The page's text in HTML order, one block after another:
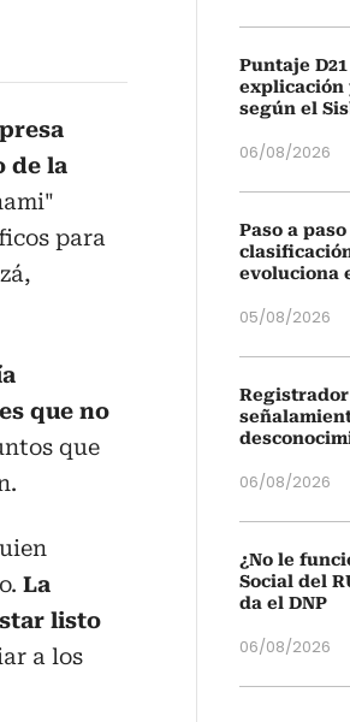
de la
para
que no
que
La
listo
a los
Puntaje
explicación
según el
06/08/2026
Paso a
evoluciona
05/08/2026
06/08/2026
¿No le
Social del
da el DNP
06/08/2026